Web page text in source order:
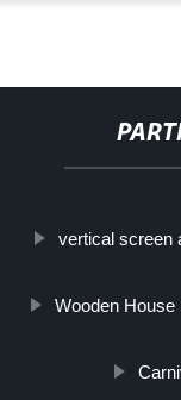
vertical screen
Wooden House